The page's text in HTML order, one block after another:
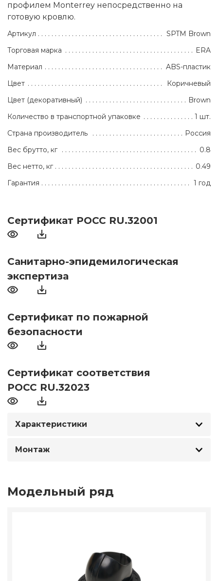
профилем Monterrey непосредственно на
готовую кровлю.
Артикул
SPTM Brown
Торговая марка
ERA
Материал
ABS-пластик
Цвет
Коричневый
Цвет (декоративный)
Brown
Количество в транспортной упаковке
1 шт.
Страна производитель
Россия
Вес брутто, кг
0.8
Вес нетто, кг
0.49
Гарантия
1 год
Сертификат РОСС RU.32001
Санитарно-эпидемилогическая
экспертиза
Сертификат по пожарной
безопасности
Сертификат соответствия
РОСС RU.32023
Характеристики
Монтаж
Модельный ряд